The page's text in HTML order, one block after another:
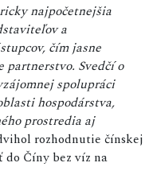
najpočetnejšia
a
čím jasne
Svedčí o
spolupráci
hospodárstva,
prostredia aj
rozhodnutie čínskej
do Číny bez víz na